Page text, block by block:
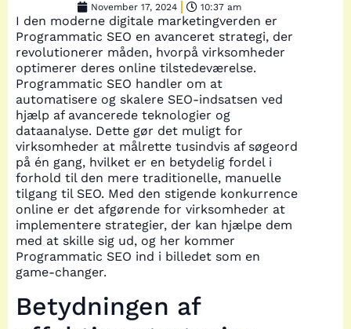
November 17, 2024 10:37 am
I den moderne digitale marketingverden er
Programmatic SEO en avanceret strategi, der
revolutionerer måden, hvorpå virksomheder
optimerer deres online tilstedeværelse.
Programmatic SEO handler om at
automatisere og skalere SEO-indsatsen ved
hjælp af avancerede teknologier og
dataanalyse. Dette gør det muligt for
virksomheder at målrette tusindvis af søgeord
på én gang, hvilket er en betydelig fordel i
forhold til den mere traditionelle, manuelle
tilgang til SEO. Med den stigende konkurrence
online er det afgørende for virksomheder at
implementere strategier, der kan hjælpe dem
med at skille sig ud, og her kommer
Programmatic SEO ind i billedet som en
game-changer.
Betydningen af